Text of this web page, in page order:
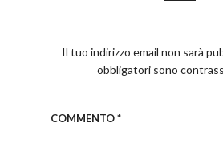
Il tuo indirizzo email non sarà
obbligatori sono
COMMENTO*